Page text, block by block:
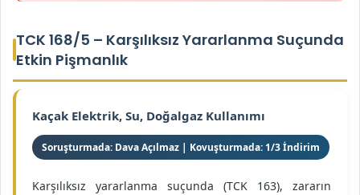
TCK 168/5 – Karşılıksız Yararlanma Suçunda
Etkin Pişmanlık
Kaçak Elektrik, Su, Doğalgaz Kullanımı
Soruşturmada: Dava Açılmaz | Kovuşturmada: 1/3 İndirim
Karşılıksız yararlanma suçunda (TCK 163), zararın